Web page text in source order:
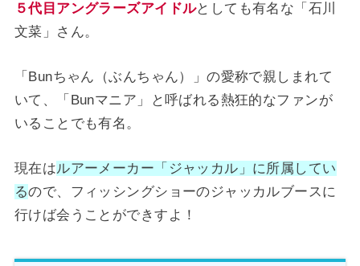
５代目アングラーズアイドルとしても有名な「石川
文菜」さん。
「Bunちゃん（ぶんちゃん）」の愛称で親しまれて
いて、「Bunマニア」と呼ばれる熱狂的なファンが
いることでも有名。
現在はルアーメーカー「ジャッカル」に所属してい
るので、フィッシングショーのジャッカルブースに
行けば会うことができすよ！